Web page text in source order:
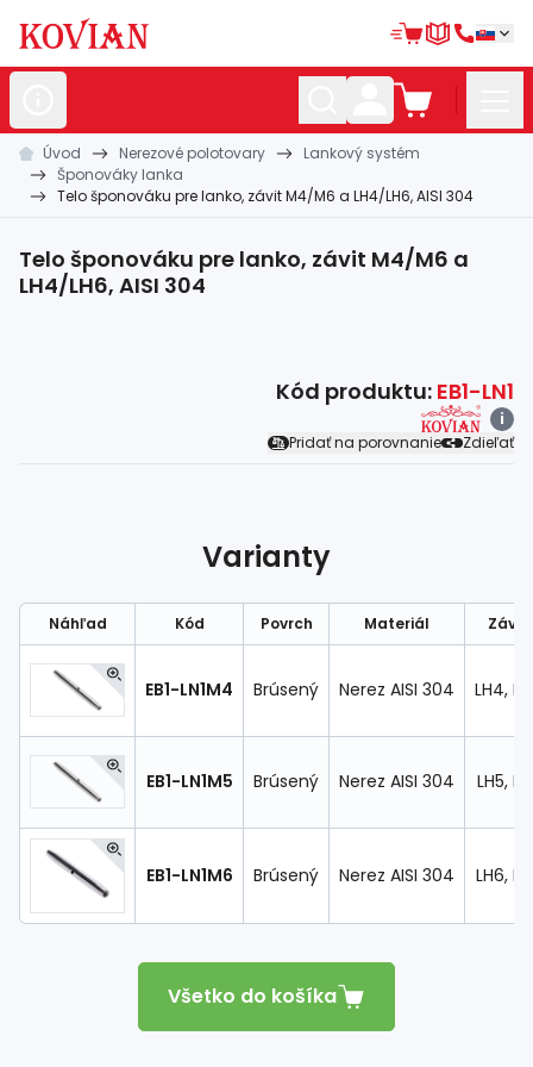
Nerezovépolotovary
Hliníkovépolotovary
Kovanépolotovary
Zábradlia a
Úvod Nerezové polotovary
Lankový systém
Šponováky lanka
Telo šponováku pre lanko, závit M4/M6 a LH4/LH6, AISI 304
Telo šponováku pre lanko, závit M4/M6 a
LH4/LH6, AISI 304
Kód produktu: EB1-LN1
i
Pridať na porovnanie
Zdieľať
Varianty
Náhľad Kód Povrch Materiál Závit
EB1-LN1M4 Brúsený Nerez AISI 304 LH4,
EB1-LN1M5 Brúsený Nerez AISI 304 LH5,
EB1-LN1M6 Brúsený Nerez AISI 304 LH6,
Všetko do košíka